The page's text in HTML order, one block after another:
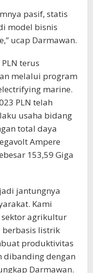
pasif, statis
model bisnis
ucap Darmawan.
terus
melalui program
marine.
PLN telah
usaha bidang
total daya
Ampere
153,59 Giga
jantungnya
Kami
agrikultur
berbasis listrik
produktivitas
dibanding dengan
Darmawan.